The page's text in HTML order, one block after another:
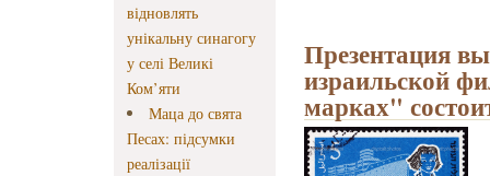
відновлять
унікальну синагогу
у селі Великі
Ком’яти
Маца до свята
Песах: підсумки
реалізації
Презентация
израильской
марках"